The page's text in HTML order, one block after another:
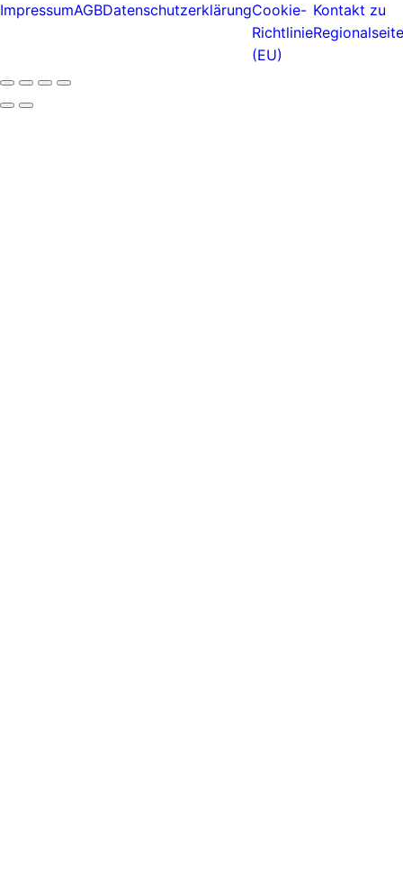
ImpressumAGBDatenschutzerklärungCookie-
Richtlinie
(EU)
Kontakt zu